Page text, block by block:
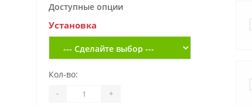
Доступные опции
Установка
Кол-во:
- +